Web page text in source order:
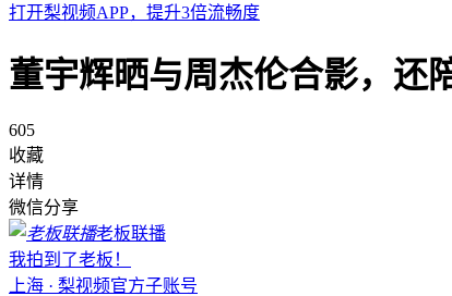
打开梨视频APP，提升3倍流畅度
董宇辉晒与周杰伦合影，还
605
收藏
详情
微信分享
老板联播
我拍到了老板！
上海 · 梨视频官方子账号